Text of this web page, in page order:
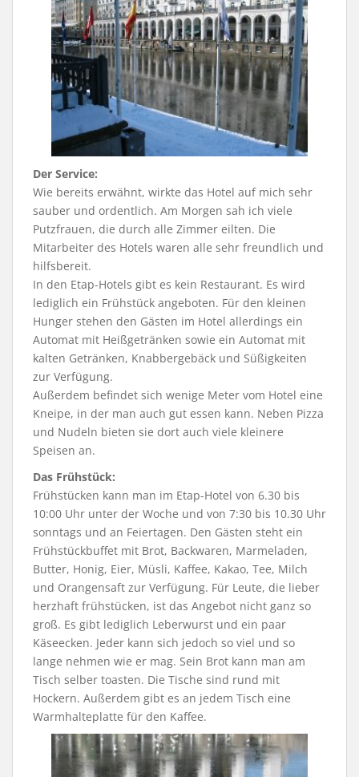
Der Service:
Wie bereits erwähnt, wirkte das Hotel auf mich sehr
sauber und ordentlich. Am Morgen sah ich viele
Putzfrauen, die durch alle Zimmer eilten. Die
Mitarbeiter des Hotels waren alle sehr freundlich und
hilfsbereit.
In den Etap-Hotels gibt es kein Restaurant. Es wird
lediglich ein Frühstück angeboten. Für den kleinen
Hunger stehen den Gästen im Hotel allerdings ein
Automat mit Heißgetränken sowie ein Automat mit
kalten Getränken, Knabbergebäck und Süßigkeiten
zur Verfügung.
Außerdem befindet sich wenige Meter vom Hotel eine
Kneipe, in der man auch gut essen kann. Neben Pizza
und Nudeln bieten sie dort auch viele kleinere
Speisen an.
Das Frühstück:
Frühstücken kann man im Etap-Hotel von 6.30 bis
10:00 Uhr unter der Woche und von 7:30 bis 10.30 Uhr
sonntags und an Feiertagen. Den Gästen steht ein
Frühstückbuffet mit Brot, Backwaren, Marmeladen,
Butter, Honig, Eier, Müsli, Kaffee, Kakao, Tee, Milch
und Orangensaft zur Verfügung. Für Leute, die lieber
herzhaft frühstücken, ist das Angebot nicht ganz so
groß. Es gibt lediglich Leberwurst und ein paar
Käseecken. Jeder kann sich jedoch so viel und so
lange nehmen wie er mag. Sein Brot kann man am
Tisch selber toasten. Die Tische sind rund mit
Hockern. Außerdem gibt es an jedem Tisch eine
Warmhalteplatte für den Kaffee.